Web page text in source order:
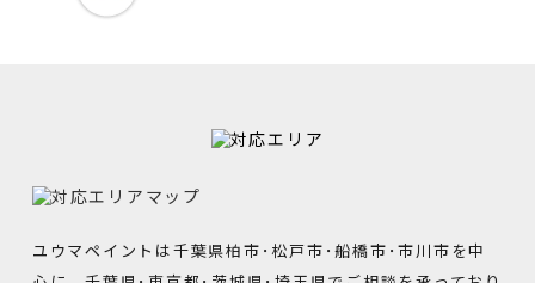
ユウマペイントは千葉県柏市･松戸市･船橋市･市川市を中